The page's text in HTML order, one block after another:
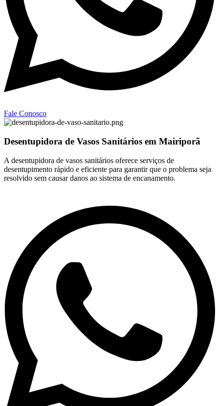
Fale Conosco
Desentupidora de Vasos Sanitários em Mairiporã
A desentupidora de vasos sanitários oferece serviços de
desentupimento rápido e eficiente para garantir que o problema seja
resolvido sem causar danos ao sistema de encanamento.